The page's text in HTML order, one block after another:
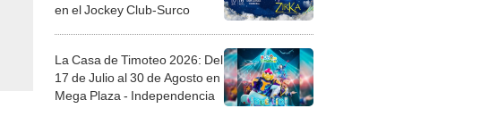
en el Jockey Club-Surco
La Casa de Timoteo 2026: Del
17 de Julio al 30 de Agosto en
Mega Plaza - Independencia